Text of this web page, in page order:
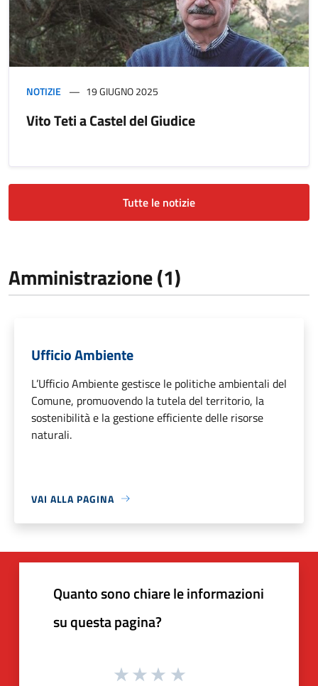
NOTIZIE 19 GIUGNO 2025
Vito Teti a Castel del Giudice
Tutte le notizie
Amministrazione (1)
Ufficio Ambiente
L’Ufficio Ambiente gestisce le politiche ambientali del
Comune, promuovendo la tutela del territorio, la
sostenibilità e la gestione efficiente delle risorse
naturali.
VAI ALLA PAGINA
Quanto sono chiare le informazioni
su questa pagina?